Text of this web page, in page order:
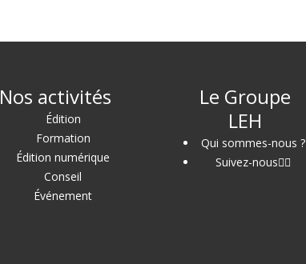
Nos activités
Édition
Formation
Édition numérique
Conseil
Événement
Le Groupe
LEH
Qui sommes-nous ?
Suivez-nous